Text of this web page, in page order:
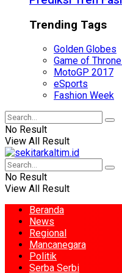
Trending Tags
Golden Globes
Game of
MotoGP 2017
eSports
Fashion Week
No Result
View All Result
No Result
View All Result
Beranda
News
Regional
Mancanegara
Politik
Serba Serbi